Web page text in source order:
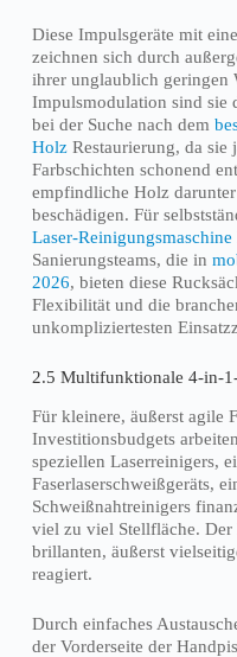
Diese Impulsgeräte mit
zeichnen sich durch
ihrer unglaublich geringen
Impulsmodulation sind sie
bei der Suche nach dem
HolzRestaurierung, da sie
Farbschichten schonend
empfindliche Holz
beschädigen. Für
Laser-Reinigungsmaschine
Sanierungsteams, die in
2026, bieten diese
Flexibilität und die
unkompliziertesten
2.5 Multifunktionale 4-in-
Für kleinere, äußerst agile
Investitionsbudgets
speziellen Laserreinigers,
Faserlaserschweißgeräts,
Schweißnahtreinigers
viel zu viel Stellfläche.
brillanten, äußerst
reagiert.
Durch einfaches
der Vorderseite der